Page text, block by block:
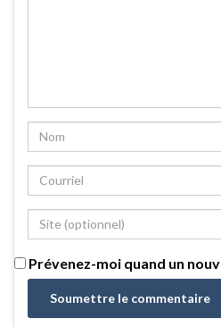
Prévenez-moi quand un